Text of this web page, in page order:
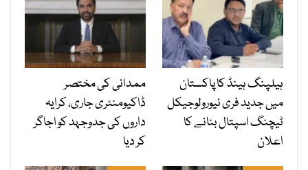
ہیلپنگ ہینڈ کا پاکستان
میں جدید فری نیورولوجیکل
ٹیچنگ اسپتال بنانے کا
اعلان
ممدانی کی مختصر
ڈاکیومنٹری جاری، کرایہ
داروں کی جدوجہد کو اجاگر
کر دیا